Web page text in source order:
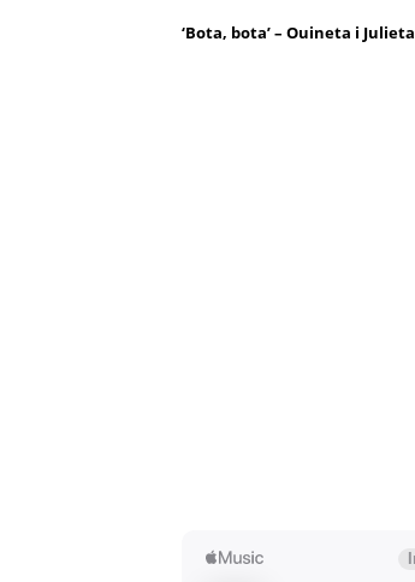
‘Bota, bota’ – Ouineta i Julieta